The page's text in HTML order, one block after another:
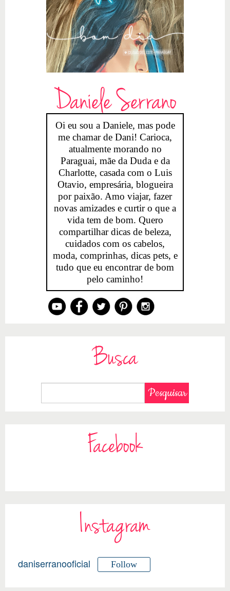
Daniele Serrano
Oi eu sou a Daniele, mas pode
me chamar de Dani! Carioca,
atualmente morando no
Paraguai, mãe da Duda e da
Charlotte, casada com o Luis
Otavio, empresária, blogueira
por paixão. Amo viajar, fazer
novas amizades e curtir o que a
vida tem de bom. Quero
compartilhar dicas de beleza,
cuidados com os cabelos,
moda, comprinhas, dicas pets, e
tudo que eu encontrar de bom
pelo caminho!
Busca
Facebook
Instagram
daniserranooficial Follow